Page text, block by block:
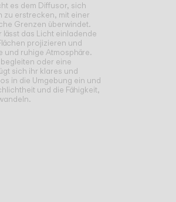
es dem Diffusor, sich
zu erstrecken, mit einer
Grenzen überwindet.
lässt das Licht einladende
projizieren und
und ruhige Atmosphäre.
oder eine
sich ihr klares und
in die Umgebung ein und
und die Fähigkeit,